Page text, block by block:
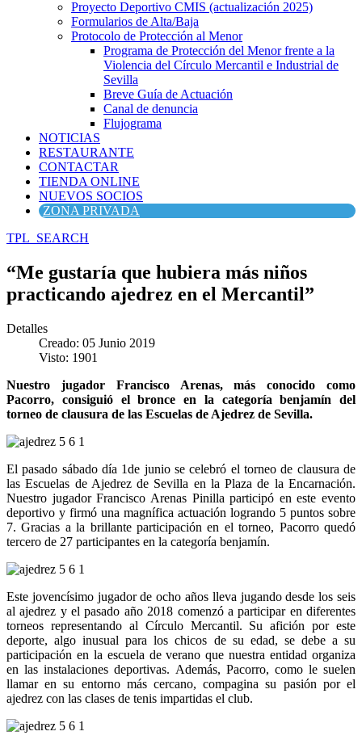
Proyecto Deportivo CMIS (actualización 2025)
Formularios de Alta/Baja
Protocolo de Protección al Menor
Programa de Protección del Menor frente a la
Violencia del Círculo Mercantil e Industrial de
Sevilla
Breve Guía de Actuación
Canal de denuncia
Flujograma
NOTICIAS
RESTAURANTE
CONTACTAR
TIENDA ONLINE
NUEVOS SOCIOS
ZONA PRIVADA
TPL_SEARCH
“Me gustaría que hubiera más niños
practicando ajedrez en el Mercantil”
Detalles
Creado: 05 Junio 2019
Visto: 1901
Nuestro jugador Francisco Arenas, más conocido como
Pacorro, consiguió el bronce en la categoría benjamín del
torneo de clausura de las Escuelas de Ajedrez de Sevilla.
El pasado sábado día 1de junio se celebró el torneo de clausura de
las Escuelas de Ajedrez de Sevilla en la Plaza de la Encarnación.
Nuestro jugador Francisco Arenas Pinilla participó en este evento
deportivo y firmó una magnífica actuación logrando 5 puntos sobre
7. Gracias a la brillante participación en el torneo, Pacorro quedó
tercero de 27 participantes en la categoría benjamín.
Este jovencísimo jugador de ocho años lleva jugando desde los seis
al ajedrez y el pasado año 2018 comenzó a participar en diferentes
torneos representando al Círculo Mercantil. Su afición por este
deporte, algo inusual para los chicos de su edad, se debe a su
participación en la escuela de verano que nuestra entidad organiza
en las instalaciones deportivas. Además, Pacorro, como le suelen
llamar en su entorno más cercano, compagina su pasión por el
ajedrez con las clases de tenis impartidas el club.